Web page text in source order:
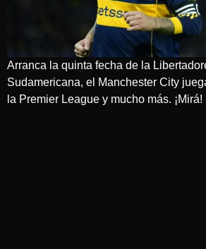
Arranca la quinta fecha de la
Sudamericana, el Manchester City
la Premier League y mucho más. ¡Mirá!